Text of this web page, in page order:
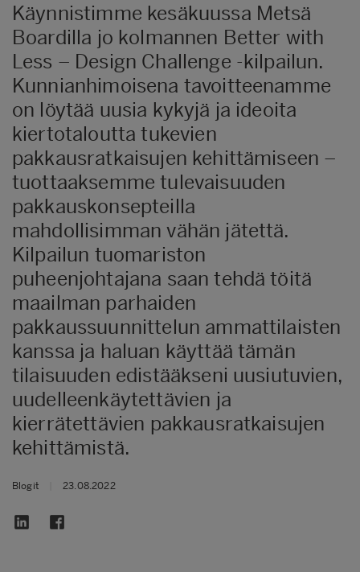
Käynnistimme kesäkuussa Metsä
Boardilla jo kolmannen Better with
Less – Design Challenge -kilpailun.
Kunnianhimoisena tavoitteenamme
on löytää uusia kykyjä ja ideoita
kiertotaloutta tukevien
pakkausratkaisujen kehittämiseen –
tuottaaksemme tulevaisuuden
pakkauskonsepteilla
mahdollisimman vähän jätettä.
Kilpailun tuomariston
puheenjohtajana saan tehdä töitä
maailman parhaiden
pakkaussuunnittelun ammattilaisten
kanssa ja haluan käyttää tämän
tilaisuuden edistääkseni uusiutuvien,
uudelleenkäytettävien ja
kierrätettävien pakkausratkaisujen
kehittämistä.
Blogit 23.08.2022